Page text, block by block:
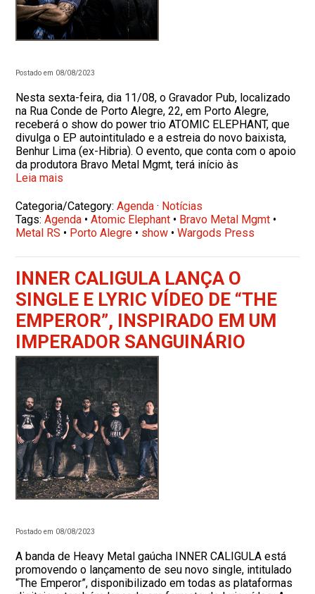
Postado em 08/08/2023
Nesta sexta-feira, dia 11/08, o Gravador Pub, localizado
na Rua Conde de Porto Alegre, 22, em Porto Alegre,
receberá o show do power trio ATOMIC ELEPHANT, que
divulga o EP autointitulado e a estreia do novo baixista,
Benhur Lima (ex-Hibria). O evento, que conta com o apoio
da produtora Bravo Metal Mgmt, terá início às
Leia mais
Categoria/Category:Agenda · Notícias
Tags:Agenda •Atomic Elephant • Bravo Metal Mgmt •
Metal RS • Porto Alegre • show •Wargods Press
INNER CALIGULA LANÇA O
SINGLE E LYRIC VÍDEO DE “THE
EMPEROR”, INSPIRADO EM UM
IMPERADOR SANGUINÁRIO
Postado em 08/08/2023
A banda de Heavy Metal gaúcha INNER CALIGULA está
promovendo o lançamento de seu novo single, intitulado
“The Emperor”, disponibilizado em todas as plataformas